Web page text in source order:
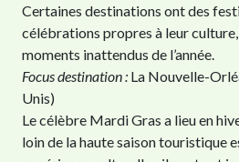
Certaines destinations ont des
célébrations propres à leur
moments inattendus de l’année.
Focus destination : La Nouvelle-
Unis)
Le célèbre Mardi Gras a lieu en
loin de la haute saison touristique